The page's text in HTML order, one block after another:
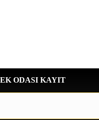
ODASI KAYIT